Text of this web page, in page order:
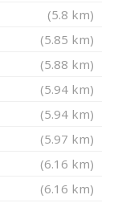
(5.8 km)
(5.85 km)
(5.88 km)
(5.94 km)
(5.94 km)
(5.97 km)
(6.16 km)
(6.16 km)